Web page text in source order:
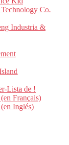
Co.
Industria &
Lista de !
Français)
Inglés)